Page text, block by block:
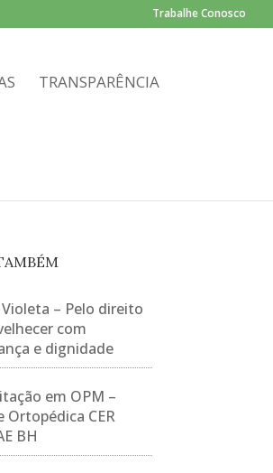
Trabalhe Conosco
TRANSPARÊNCIA
Violeta – Pelo direito
com
e dignidade
em OPM –
Ortopédica CER
BH